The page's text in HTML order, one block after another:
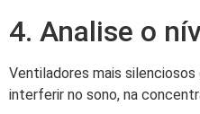
4. Analise o
Ventiladores mais
interferir no sono, na